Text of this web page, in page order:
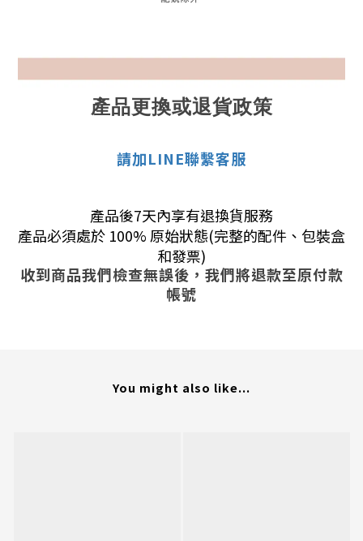
產品更換或退貨政策
請加LINE聯繫客服
產品後7天內享有退換貨服務
產品必須處於 100% 原始狀態(完整的配件、包裝盒
和發票)
收到商品我們檢查無誤後，我們將退款至原付款
帳號
You might also like...